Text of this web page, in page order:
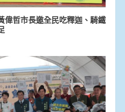
偉哲市長邀全民吃釋迦、騎鐵